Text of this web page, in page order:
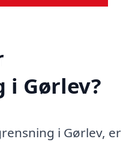
Gørlev?
i Gørlev, er